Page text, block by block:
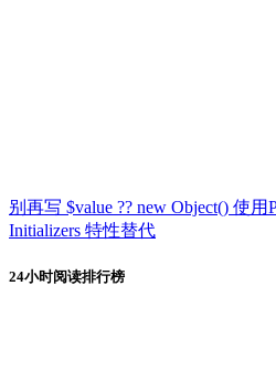
别再写 $value ?? new Object() 使用
Initializers 特性替代
24小时阅读排行榜